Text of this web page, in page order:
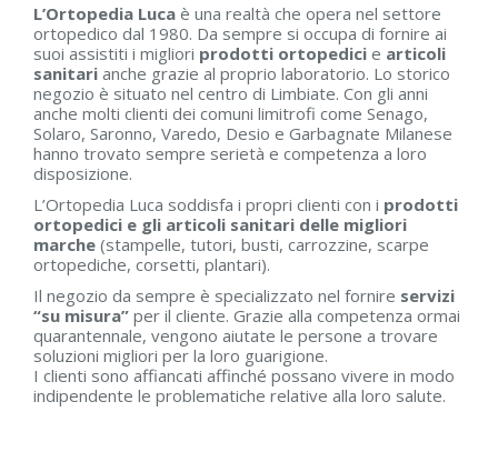
L’Ortopedia Lucaè una realtà che opera nel settore
ortopedico dal 1980. Da sempre si occupa di fornire ai
suoi assistiti i migliori prodotti ortopedicie articoli
sanitarianche grazie al proprio laboratorio. Lo storico
negozio è situato nel centro di Limbiate. Con gli anni
anche molti clienti dei comuni limitrofi come Senago,
Solaro, Saronno, Varedo, Desio e Garbagnate Milanese
hanno trovato sempre serietà e competenza a loro
disposizione.
L’Ortopedia Luca soddisfa i propri clienti con i prodotti
ortopedici e gli articoli sanitari delle migliori
marche (stampelle, tutori, busti, carrozzine, scarpe
ortopediche, corsetti, plantari).
Il negozio da sempre è specializzato nel fornire servizi
“su misura”per il cliente. Grazie alla competenza ormai
quarantennale, vengono aiutate le persone a trovare
soluzioni migliori per la loro guarigione.
I clienti sono affiancati affinché possano vivere in modo
indipendente le problematiche relative alla loro salute.